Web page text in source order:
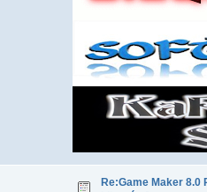
Re:Game Maker 8.0